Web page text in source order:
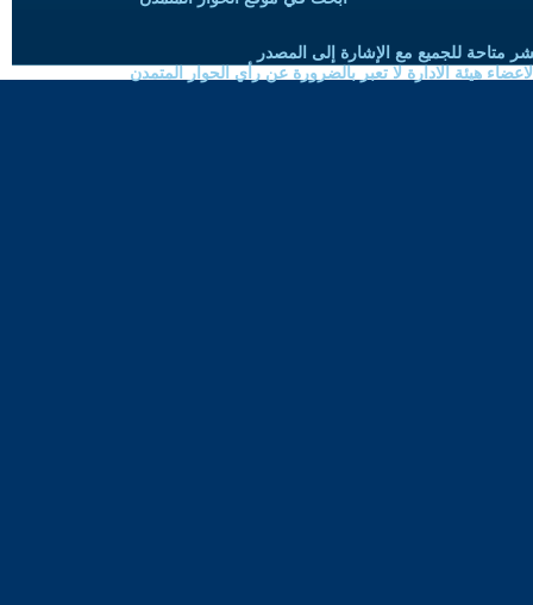
متاحة للجميع مع الإشارة إلى المصدر
هيئة الادارة لا تعبر بالضرورة عن رأي الحوار المتمدن